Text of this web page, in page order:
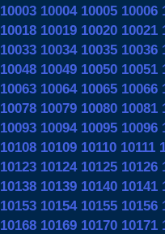
10003 10004 10005 10006
10018 10019 10020 10021
10033 10034 10035 10036
10048 10049 10050 10051
10063 10064 10065 10066
10078 10079 10080 10081
10093 10094 10095 10096
10108 10109 10110 10111
10123 10124 10125 10126
10138 10139 10140 10141
10153 10154 10155 10156
10168 10169 10170 10171